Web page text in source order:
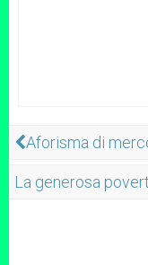
Aforisma di
La generosa